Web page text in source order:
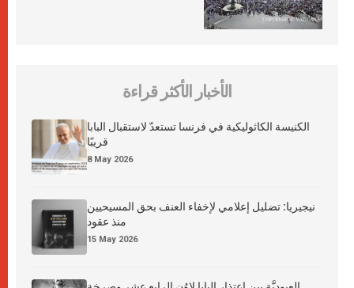
الأخبار الأكثر قراءة
الكنيسة الكاثوليكية في فرنسا تستعدّ لاستقبال البابا
قريبًا
8 May 2026
نيجيريا: تضليل إعلامي لإخفاء العنف بحق المسيحيين
منذ عقود
15 May 2026